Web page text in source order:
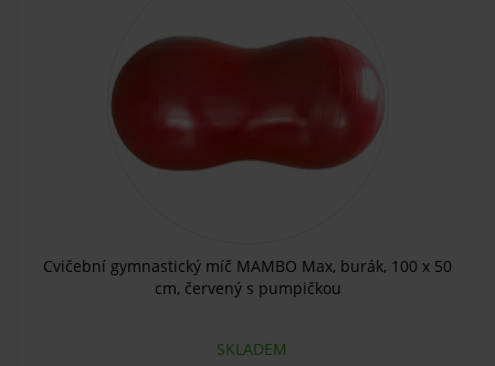
Cvičební gymnastický míč MAMBO Max, burák, 100 x 50
cm, červený s pumpičkou
SKLADEM